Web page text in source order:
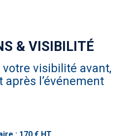
& VISIBILITÉ
visibilité avant,
après l’événement